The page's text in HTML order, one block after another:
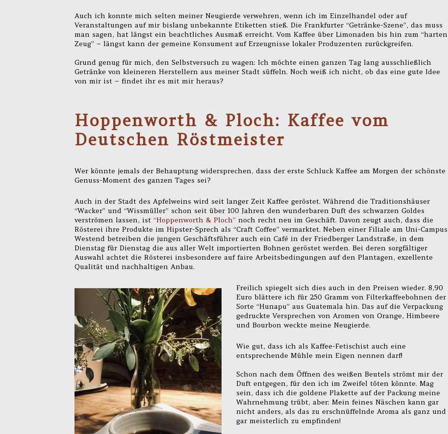
Auch ich konnte mich selten meiner Neugierde verwehren, wenn ich im Einzelhandel oder auf
Veranstaltungen auf mir bislang unbekannte Etiketten stieß. Die Frankfurter “Getränke-Szene”, das muss
man sagen, hat längst ein beachtliches Ausmaß erreicht. Vom Kaffee über Limonaden bis hin zum “harten
Zeug” – längst kann der gemeine Konsument auf Erzeugnisse lokaler Produzenten zurückgreifen.
Grund genug für mich, den Selbstversuch zu wagen: Ich möchte einen ganzen Tag lang ausschließlich
Getränke von kleineren Herstellern aus meiner Stadt süffeln. Noch weiß ich nicht, ob das eine gute Idee
von mir ist – findet ihr es mit mir heraus?
Hoppenworth & Ploch: Kaffee vom
Deutschen Röstmeister
Wer könnte jemals der Behauptung widersprechen, dass der erste Schluck Kaffee am Morgen der schönste
Genuss-Moment des ganzen Tages sei?
Auch in der Stadt des Apfelweins wird seit langer Zeit Kaffee geröstet. Während die Traditionshäuser
“Wacker” und “Wissmüller” schon seit über 100 Jahren den wunderbaren Duft des schwarzen Goldes
verströmen lassen, ist “Hoppenworth & Ploch” noch recht neu im Geschäft. Davon zeugt auch, dass die
Rösterei ihre Produkte im Hipster-Sprech als “Craft Coffee” vermarktet. Neben einer Filiale am Uni-Campus
Westend betreiben die jungen Geschäftsführer auch ein Café in der Friedberger Landstraße, in dem
Dienstag für Dienstag die aus aller Welt importierten Bohnen geröstet werden. Bei deren sorgfältiger
Auswahl achtet die Rösterei insbesondere auf faire Arbeitsbedingungen auf den Plantagen, exzellente
Qualität und nachhaltigen Anbau.
Freilich spiegelt sich dies auch in den Preisen wieder. 8,90
Euro blättere ich für 250 Gramm von Filterkaffeebohnen der
Sorte “Hunapu” aus Guatemala hin. Das auf die Verpackung
gedruckte Versprechen von Aromen von Orange, Himbeere
und Bourbon weckte meine Neugierde.
Wie gut, dass ich als Kaffee-Fetischist auch eine
entsprechende Mühle mein Eigen nennen darf!
Schon nach dem Öffnen des weißen Beutels strömt mir der
Duft entgegen, für den ich im Zweifel töten könnte. Mag
sein, dass ich die goldene Plakette auf der Packung meine
Wahrnehmung trübt, aber: Mein feines Näschen kann gar
nicht anders, als das zu erschnüffelnde Aroma als ganz und
gar meisterlich zu empfinden!